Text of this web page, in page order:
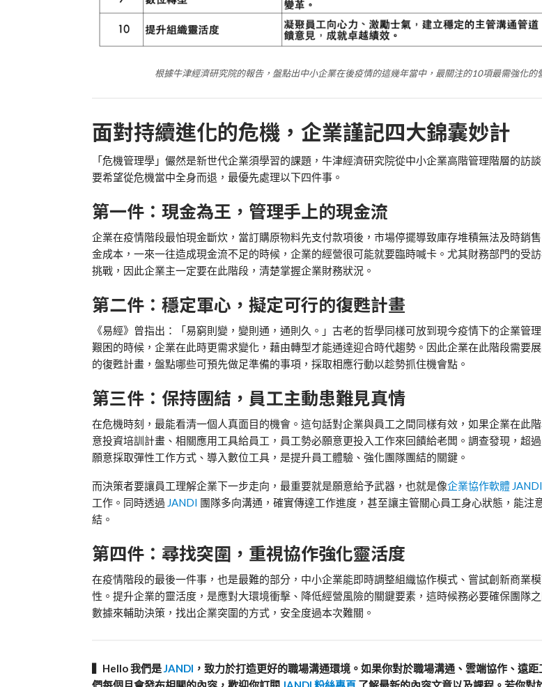
根據牛津經濟研究院的報告，盤點出中小企業在後疫情的這幾年當中，最關注的10項最需強化的
面對持續進化的危機，企業謹記四大錦囊妙計
「危機管理學」儼然是新世代企業須學習的課題，牛津經濟研究院從中小企業高階管理階層的訪
要希望從危機當中全身而退，最優先處理以下四件事。
第一件：現金為王，管理手上的現金流
企業在疫情階段最怕現金斷炊，當訂購原物料先支付款項後，市場停擺導致庫存堆積無法及時銷
金成本，一來一往造成現金流不足的時候，企業的經營很可能就要臨時喊卡。尤其財務部門的受
挑戰，因此企業主一定要在此階段，清楚掌握企業財務狀況。
第二件：穩定軍心，擬定可行的復甦計畫
《易經》曾指出：「易窮則變，變則通，通則久。」古老的哲學同樣可放到現今疫情下的企業管
艱困的時候，企業在此時更需求變化，藉由轉型才能通達迎合時代趨勢。因此企業在此階段需要
的復甦計畫，盤點哪些可預先做足準備的事項，採取相應行動以趁勢抓住機會點。
第三件：保持團結，員工主動患難見真情
在危機時刻，最能看清一個人真面目的機會。這句話對企業與員工之間同樣有效，如果企業在此
意投資培訓計畫、相關應用工具給員工，員工勢必願意更投入工作來回饋給老闆。調查發現，超
願意採取彈性工作方式、導入數位工具，是提升員工體驗、強化團隊團結的關鍵。
而決策者要讓員工理解企業下一步走向，最重要就是願意給予武器，也就是像企業協作軟體 JANDI
工作。同時透過 JANDI 團隊多向溝通，確實傳達工作進度，甚至讓主管關心員工身心狀態，能注
結。
第四件：尋找突圍，重視協作強化靈活度
在疫情階段的最後一件事，也是最難的部分，中小企業能即時調整組織協作模式、嘗試創新商業
性。提升企業的靈活度，是應對大環境衝擊、降低經營風險的關鍵要素，這時候務必要確保團隊
數據來輔助決策，找出企業突圍的方式，安全度過本次難關。
▍Hello 我們是JANDI ，致力於打造更好的職場溝通環境。如果你對於職場溝通、雲端協作、遠